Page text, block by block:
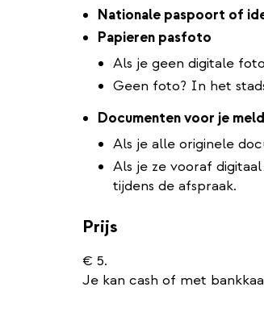
Nationale paspoort of
Papieren pasfoto
Als je geen digitale
Geen foto? In het
Documenten voor je
Als je alle originele
Als je ze vooraf
tijdens de afspraak.
Prijs
€ 5.
Je kan cash of met